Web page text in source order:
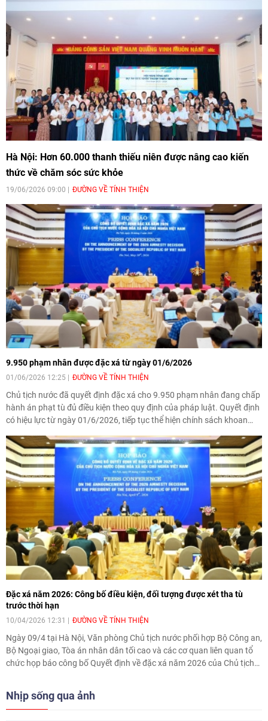
Hà Nội: Hơn 60.000 thanh thiếu niên được nâng cao kiến
thức về chăm sóc sức khỏe
19/06/2026 09:00 ĐƯỜNG VỀ TÍNH THIỆN
9.950 phạm nhân được đặc xá từ ngày 01/6/2026
01/06/2026 12:25 ĐƯỜNG VỀ TÍNH THIỆN
Chủ tịch nước đã quyết định đặc xá cho 9.950 phạm nhân đang chấp
hành án phạt tù đủ điều kiện theo quy định của pháp luật. Quyết định
có hiệu lực từ ngày 01/6/2026, tiếp tục thể hiện chính sách khoan
người được đặc xá tái hòa nhập cộng đồng.
Đặc xá năm 2026: Công bố điều kiện, đối tượng được xét tha tù
trước thời hạn
10/04/2026 12:31 ĐƯỜNG VỀ TÍNH THIỆN
Ngày 09/4 tại Hà Nội, Văn phòng Chủ tịch nước phối hợp Bộ Công an,
Bộ Ngoại giao, Tòa án nhân dân tối cao và các cơ quan liên quan tổ
chức họp báo công bố Quyết định về đặc xá năm 2026 của Chủ tịch
Nhịp sống qua ảnh